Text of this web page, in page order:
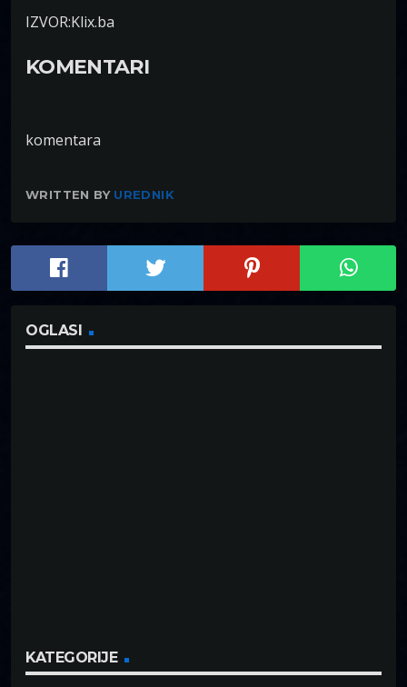
IZVOR:Klix.ba
KOMENTARI
komentara
WRITTEN BY UREDNIK
OGLASI
KATEGORIJE